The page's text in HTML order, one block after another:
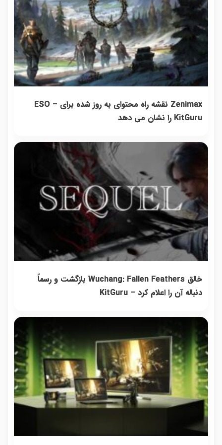
Zenimax نقشه راه محتوای به روز شده برای ESO –
KitGuru را نشان می دهد
خالق Wuchang: Fallen Feathers بازگشت و رسماً
دنباله آن را اعلام کرد – KitGuru